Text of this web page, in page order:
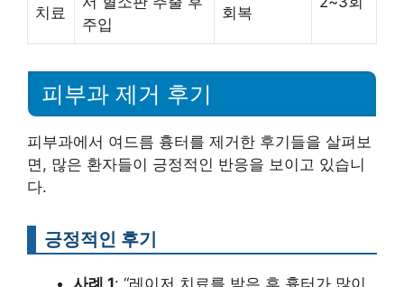
치료
주입
회복
피부과 제거 후기
피부과에서 여드름 흉터를 제거한 후기들을 살펴보
면, 많은 환자들이 긍정적인 반응을 보이고 있습니
다.
긍정적인 후기
사례 1: “레이저 치료를 받은 후 흉터가 많이